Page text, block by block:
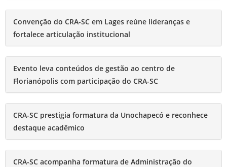
Convenção do CRA-SC em Lages reúne lideranças e
fortalece articulação institucional
Evento leva conteúdos de gestão ao centro de
Florianópolis com participação do CRA-SC
CRA-SC prestigia formatura da Unochapecó e reconhece
destaque acadêmico
CRA-SC acompanha formatura de Administração do